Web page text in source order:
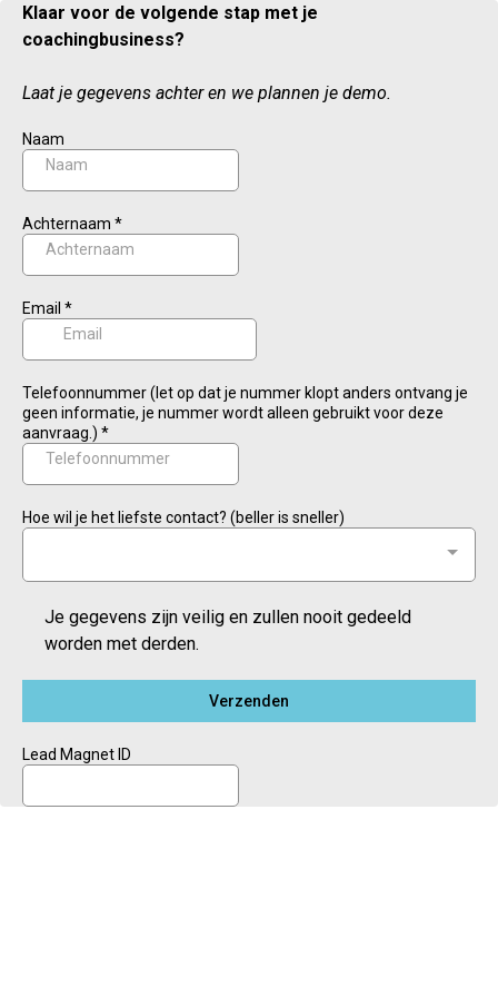
Klaar voor de volgende stap met je
coachingbusiness?
Laat je gegevens achter en we plannen je demo.
Naam
Achternaam *
Email *
Telefoonnummer (let op dat je nummer klopt anders ontvang je
geen informatie, je nummer wordt alleen gebruikt voor deze
aanvraag.) *
Hoe wil je het liefste contact? (beller is sneller)
Je gegevens zijn veilig en zullen nooit gedeeld
worden met derden.
Verzenden
Lead Magnet ID